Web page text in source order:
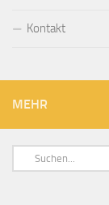
Kontakt
MEHR